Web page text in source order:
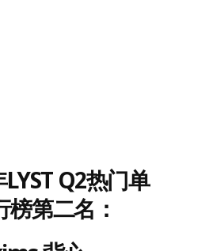
Q2热门单
榜第二名 ：